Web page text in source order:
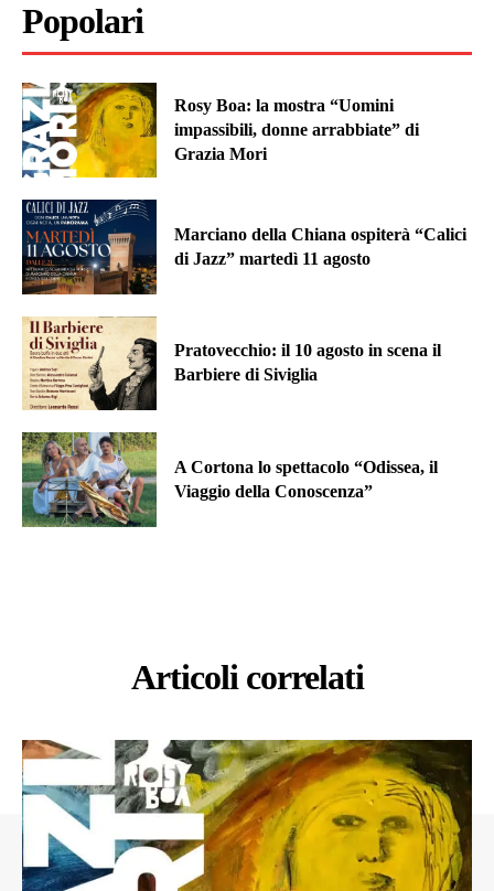
Popolari
Rosy Boa: la mostra “Uomini
impassibili, donne arrabbiate” di
Grazia Mori
Marciano della Chiana ospiterà “Calici
di Jazz” martedì 11 agosto
Pratovecchio: il 10 agosto in scena il
Barbiere di Siviglia
A Cortona lo spettacolo “Odissea, il
Viaggio della Conoscenza”
Articoli correlati